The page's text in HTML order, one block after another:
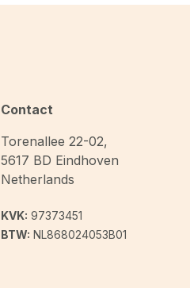
Contact
Torenallee 22-02,
5617 BD Eindhoven
Netherlands
KVK: 97373451
BTW: NL868024053B01